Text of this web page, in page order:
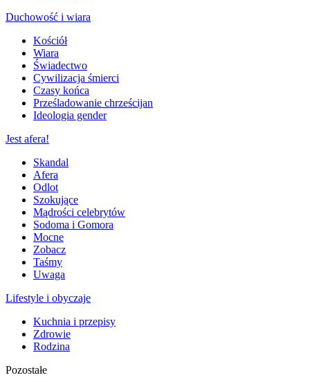
Duchowość i wiara
Kościół
Wiara
Świadectwo
Cywilizacja śmierci
Czasy końca
Prześladowanie chrześcijan
Ideologia gender
Jest afera!
Skandal
Afera
Odlot
Szokujące
Mądrości celebrytów
Sodoma i Gomora
Mocne
Zobacz
Taśmy
Uwaga
Lifestyle i obyczaje
Kuchnia i przepisy
Zdrowie
Rodzina
Pozostałe